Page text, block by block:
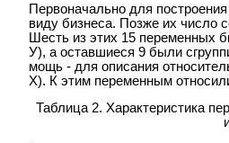
Первоначально для
виду бизнеса. Позже их число
Шесть из этих 15 переменных
У), а оставшиеся 9 были
мощь - для описания
X). К этим переменным
Таблица 2. Характеристика